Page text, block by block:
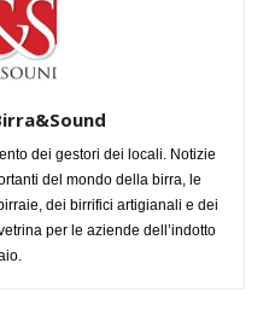
dei gestori dei locali. Notizie
del mondo della birra, le
dei birrifici artigianali e dei
per le aziende dell’indotto